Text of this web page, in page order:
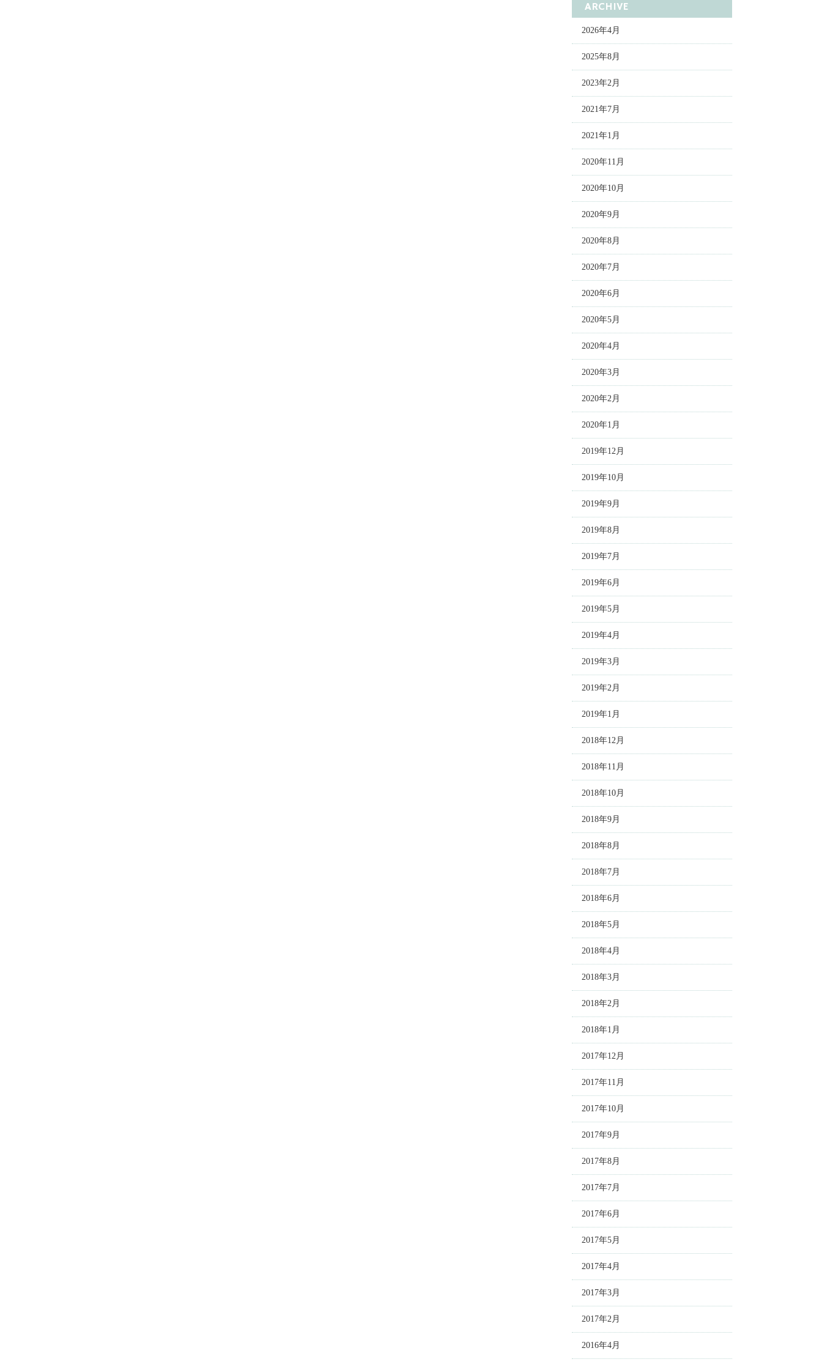
ARCHIVE
2026年4月
2025年8月
2023年2月
2021年7月
2021年1月
2020年11月
2020年10月
2020年9月
2020年8月
2020年7月
2020年6月
2020年5月
2020年4月
2020年3月
2020年2月
2020年1月
2019年12月
2019年10月
2019年9月
2019年8月
2019年7月
2019年6月
2019年5月
2019年4月
2019年3月
2019年2月
2019年1月
2018年12月
2018年11月
2018年10月
2018年9月
2018年8月
2018年7月
2018年6月
2018年5月
2018年4月
2018年3月
2018年2月
2018年1月
2017年12月
2017年11月
2017年10月
2017年9月
2017年8月
2017年7月
2017年6月
2017年5月
2017年4月
2017年3月
2017年2月
2016年4月